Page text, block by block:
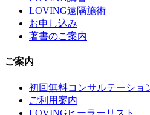
LOVING遠隔施術
お申し込み
著書のご案内
ご案内
初回無料コンサルテーショ
ご利用案内
LOVINGヒーラーリスト